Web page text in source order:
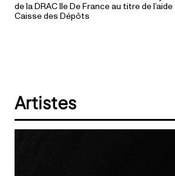
de la DRAC Ile De France au titre de
Caisse des Dépôts
Artistes